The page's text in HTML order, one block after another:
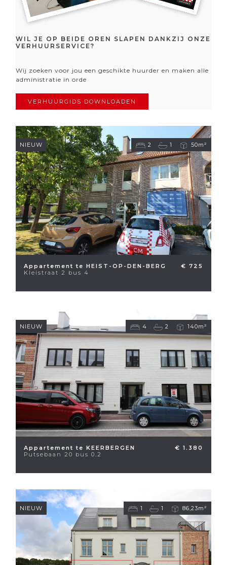
WIL JE OP BEIDE OREN SLAPEN DANKZIJ ONZE
VERHUURSERVICE?
Wij zoeken voor jou een geschikte huurder en maken alle
administratie in orde
VERHUURGIDS DOWNLOADEN
2 1 50m²
NIEUW
Appartement te HEIST-OP-DEN-BERG
Kleistraat 2 bus 4
€ 725
4 2 140m²
NIEUW
Appartement te KEERBERGEN
Putsebaan 20 bus 0.2
€ 1.380
1 1 86,23m²
NIEUW